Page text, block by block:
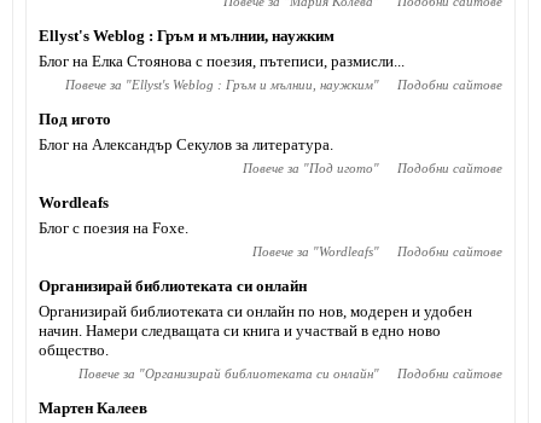
Ellyst's Weblog : Гръм и мълнии, наужким
Блог на Елка Стоянова с поезия, пътеписи, размисли...
Повече за "Ellyst's Weblog : Гръм и мълнии, наужким" Подобни сайтове
Под игото
Блог на Александър Секулов за литература.
Повече за "Под игото" Подобни сайтове
Wordleafs
Блог с поезия на Foxe.
Повече за "Wordleafs" Подобни сайтове
Организирай библиотеката си онлайн
Организирай библиотеката си онлайн по нов, модерен и удобен
начин. Намери следващата си книга и участвай в едно ново
общество.
Повече за "Организирай библиотеката си онлайн" Подобни сайтове
Мартен Калеев